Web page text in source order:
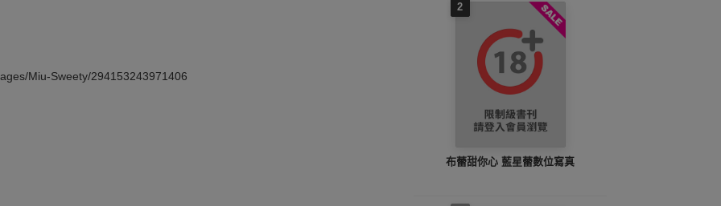
Miu-Sweety/294153243971406
2
布蕾甜你心 藍星蕾數位寫真